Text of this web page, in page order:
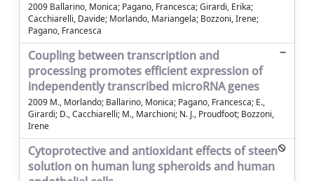
2009 Ballarino, Monica; Pagano, Francesca; Girardi, Erika;
Cacchiarelli, Davide; Morlando, Mariangela; Bozzoni, Irene;
Pagano, Francesca
Coupling between transcription and
processing promotes efficient expression of
independently transcribed microRNA genes
2009 M., Morlando; Ballarino, Monica; Pagano, Francesca; E.,
Girardi; D., Cacchiarelli; M., Marchioni; N. J., Proudfoot; Bozzoni,
Irene
Cytoprotective and antioxidant effects of steen
solution on human lung spheroids and human